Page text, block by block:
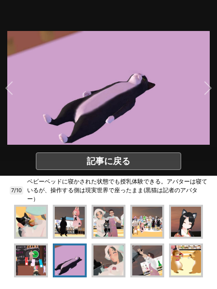
記事に戻る
7/10
ベビーベッドに寝かされた状態でも授乳体験できる。アバターは寝て
いるが、操作する側は現実世界で座ったまま(黒猫は記者のアバタ
ー）